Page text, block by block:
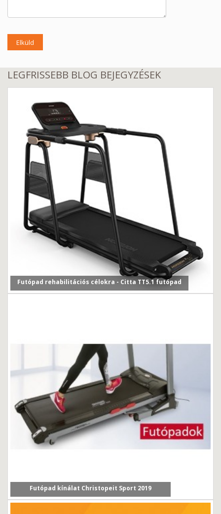
Elküld
LEGFRISSEBB BLOG BEJEGYZÉSEK
Futópad rehabilitációs célokra - Citta TT5.1 futópad
Futópad kínálat Christopeit Sport 2019